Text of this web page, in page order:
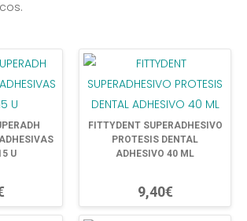
U
FITTYDENT SUPERADHESIVO
PROTESIS DENTAL
ADHESIVO 40 ML
9,40€